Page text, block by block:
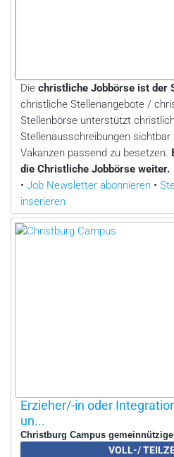
Diechristliche Jobbörse ist der
christliche Stellenangebote /
Stellenbörse unterstützt
Stellenausschreibungen sichtbar
Vakanzen passend zu besetzen.
die Christliche Jobbörse weiter.
•Job Newsletter abonnieren •
inserieren
Erzieher/-in oder
un...
Christburg Campus gemeinnützige
VOLL-/